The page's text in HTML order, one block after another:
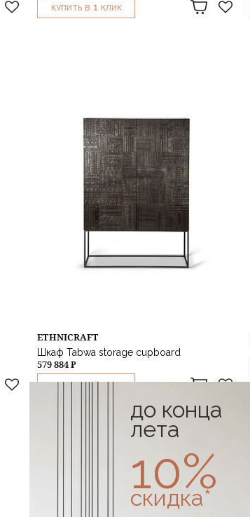
КУПИТЬ В 1 КЛИК
ETHNICRAFT
Шкаф Tabwa storage cupboard
579 884 ₽
1
до конца
лета
10%
скидка*